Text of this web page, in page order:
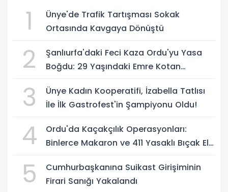
1
Ünye'de Trafik Tartışması Sokak
Ortasında Kavgaya Dönüştü
2
Şanlıurfa'daki Feci Kaza Ordu'yu Yasa
Boğdu: 29 Yaşındaki Emre Kotan
3
Ünye Kadın Kooperatifi, İzabella Tatlısı
İle İlk Gastrofest'in Şampiyonu Oldu!
4
Ordu'da Kaçakçılık Operasyonları:
Binlerce Makaron ve 411 Yasaklı Bıçak Ele
5
Cumhurbaşkanına Suikast Girişiminin
Firari Sanığı Yakalandı